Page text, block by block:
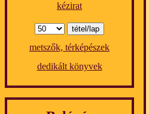
kézirat
metszők, térképészek
dedikált könyvek